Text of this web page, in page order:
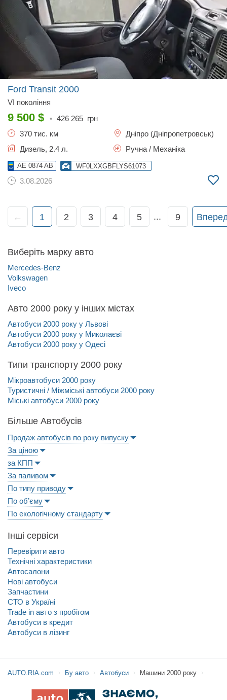
Ford Transit 2000
VI покоління
9 500 $ • 426 265 грн
370 тис. км
Дніпро (Дніпропетровськ)
Дизель, 2.4 л.
Ручна / Механіка
AE 0874 AB WF0LXXGBFLYS61073
3.08.2026
← 1 2 3 4 5 ... 9
Виберіть марку авто
Mercedes-Benz
Volkswagen
Iveco
Авто 2000 року у інших містах
Автобуси 2000 року у Львові
Автобуси 2000 року у Миколаєві
Автобуси 2000 року у Одесі
Типи транспорту 2000 року
Мікроавтобуси 2000 року
Туристичні / Міжміські автобуси 2000 року
Міські автобуси 2000 року
Більше Автобусів
Продаж автобусів по року випуску
За ціною
за КПП
За паливом
По типу приводу
По об’єму
По екологічному стандарту
Інші сервіси
Перевірити авто
Технічні характеристики
Автосалони
Нові автобуси
Запчастини
СТО в Україні
Trade in авто з пробігом
Автобуси в кредит
Автобуси в лізинг
AUTO.RIA.com Бу авто Автобуси Машини 2000 року